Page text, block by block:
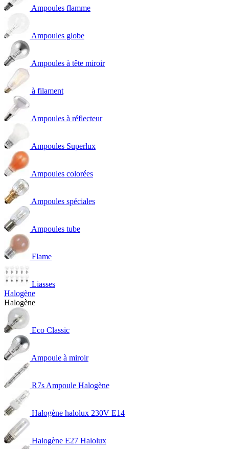
Ampoules flamme
Ampoules globe
Ampoules à tête miroir
à filament
Ampoules à réflecteur
Ampoules Superlux
Ampoules colorées
Ampoules spéciales
Ampoules tube
Flame
Liasses
Halogène
Halogène
Eco Classic
Ampoule à miroir
R7s Ampoule Halogène
Halogène halolux 230V E14
Halogène E27 Halolux